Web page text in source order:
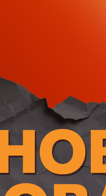
CM CRISTAL 1V
1000Х500MM